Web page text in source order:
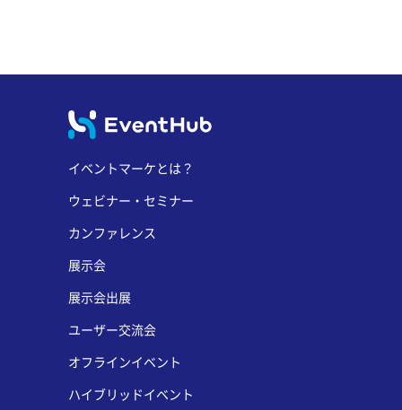
イベントマーケとは？
ウェビナー・セミナー
カンファレンス
展示会
展示会出展
ユーザー交流会
オフラインイベント
ハイブリッドイベント